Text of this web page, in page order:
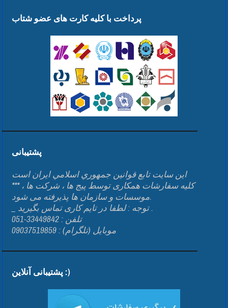
پرداخت با کلیه کارت های عضو شتاب
پشتیبانی
اين سايت تابع قوانين جمهوري اسلامي ايران است
*** کلیه سفارشات همکاری توسط پیج ها ، شرکت ها ،
موسسات و سازمان ها پذیرفته می شود.
_ توجه : لطفا در تایم کاری تماس بگیرید .
تلفن : 33449842-051
موبایل (تلگرام) : 09037519859
پشتیبانی آنلاین :)